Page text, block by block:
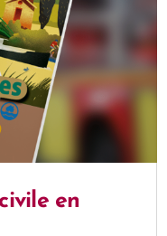
en